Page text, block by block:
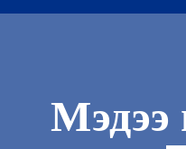
Мэдээ